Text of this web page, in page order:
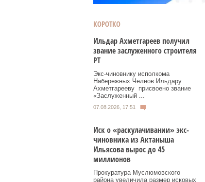
КОРОТКО
Ильдар Ахметгареев получил
звание заслуженного строителя
РТ
Экс‑чиновнику исполкома
Набережных Челнов Ильдару
Ахметгарееву присвоено звание
«Заслуженный ...
07.08.2026, 17:51
Иск о «раскулачивании» экс-
чиновника из Актаныша
Ильясова вырос до 45
миллионов
Прокуратура Муслюмовского
района увеличила размер исковых